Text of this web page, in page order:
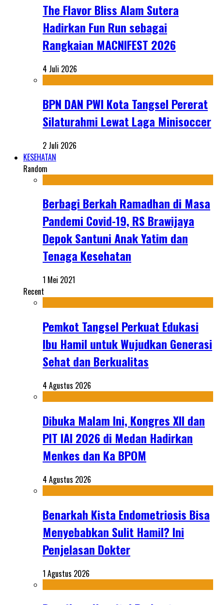
The Flavor Bliss Alam Sutera
Hadirkan Fun Run sebagai
Rangkaian MACNIFEST 2026
4 Juli 2026
BPN DAN PWI Kota Tangsel Pererat
Silaturahmi Lewat Laga Minisoccer
2 Juli 2026
KESEHATAN
Random
Berbagi Berkah Ramadhan di Masa
Pandemi Covid-19, RS Brawijaya
Depok Santuni Anak Yatim dan
Tenaga Kesehatan
1 Mei 2021
Recent
Pemkot Tangsel Perkuat Edukasi
Ibu Hamil untuk Wujudkan Generasi
Sehat dan Berkualitas
4 Agustus 2026
Dibuka Malam Ini, Kongres XII dan
PIT IAI 2026 di Medan Hadirkan
Menkes dan Ka BPOM
4 Agustus 2026
Benarkah Kista Endometriosis Bisa
Menyebabkan Sulit Hamil? Ini
Penjelasan Dokter
1 Agustus 2026